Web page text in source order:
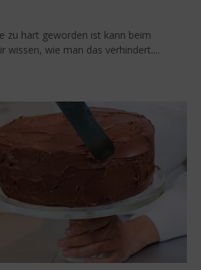
zu hart geworden ist kann beim
wissen, wie man das verhindert....